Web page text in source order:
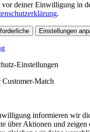
deiner Einwilligung in
.
Einstellungen
Einstellungen
Match
informieren wir
über Aktionen und zeigen